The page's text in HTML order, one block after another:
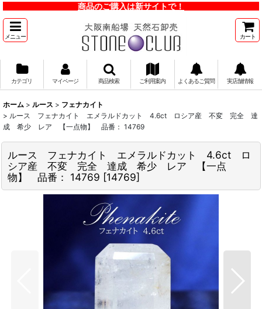
商品のご購入は新サイトで！
メニュー カート
カテゴリ マイページ 商品検索 ご利用案内 よくあるご質問 実店舗情報
ホーム > ルース > フェナカイト
> ルース フェナカイト エメラルドカット 4.6ct ロシア産 不変 完全 達
成 希少 レア 【一点物】 品番： 14769
ルース フェナカイト エメラルドカット 4.6ct ロ
シア産 不変 完全 達成 希少 レア 【一点
物】 品番： 14769 [14769]